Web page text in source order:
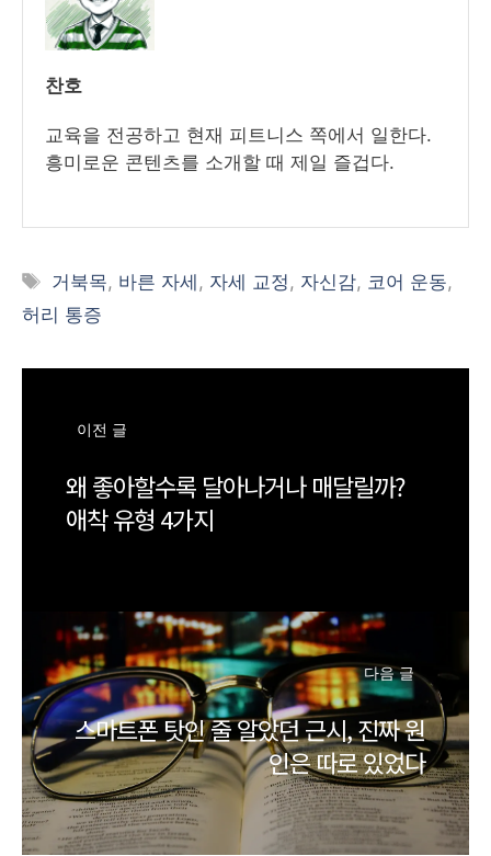
찬호
교육을 전공하고 현재 피트니스 쪽에서 일한다.
흥미로운 콘텐츠를 소개할 때 제일 즐겁다.
태
그
거북목, 바른 자세 , 자세 교정 , 자신감, 코어 운동,
허리 통증
이전 글
왜 좋아할수록 달아나거나 매달릴까?
애착 유형 4가지
다음 글
스마트폰 탓인 줄 알았던 근시, 진짜 원
인은 따로 있었다